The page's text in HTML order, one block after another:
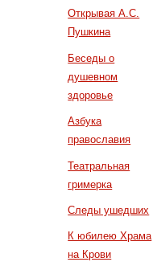
Открывая А.С.
Пушкина
Беседы о
душевном
здоровье
Азбука
православия
Театральная
гримерка
Следы ушедших
К юбилею Храма
на Крови